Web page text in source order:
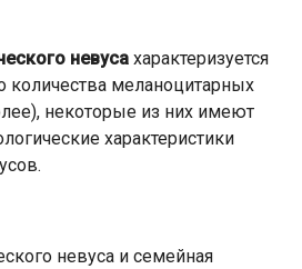
невуса характеризуется
количества меланоцитарных
некоторые из них имеют
характеристики
невуса и семейная